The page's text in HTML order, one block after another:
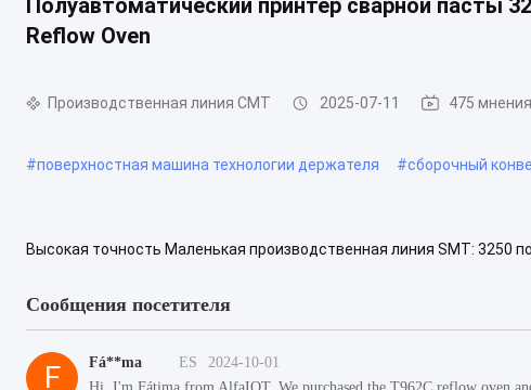
Reflow Oven
Производственная линия СМТ 2025-07-11 475 мнения
#поверхностная машина технологии держателя #сборочный
Высокая точность Маленькая производственная линия SMT: 3250
Сообщения посетителя
F Fá**ma ES
2024-10-01
Hi, I'm Fátima from AlfaIOT. We purchased the T962C reflow oven